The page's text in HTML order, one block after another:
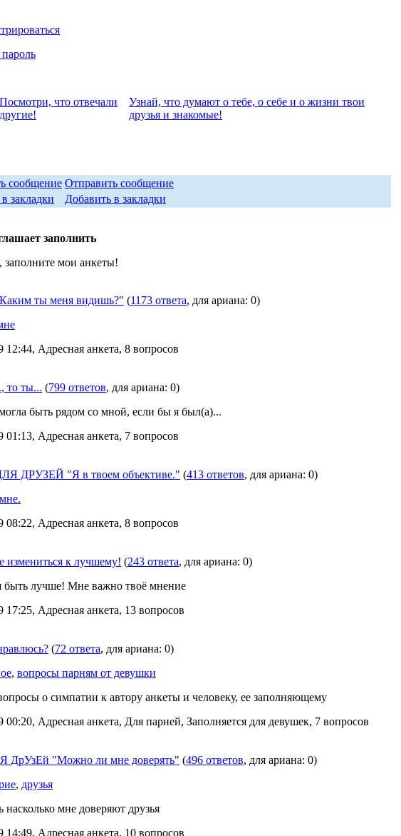
Посмотри, что отвeчали
другие!
Узнай, что думают о тебе, о себе и о жизни твои
друзья и знакомые!
Отправить сообщение
Добавить в закладки
заполнить
заполните мои анкеты!
ты меня видишь?" (1173 ответа, для ариана: 0)
12:44, Адресная анкета, 8 вопросов
то ты... (799 ответов, для ариана: 0)
быть рядом со мной, если бы я был(а)...
01:13, Адресная анкета, 7 вопросов
ДРУЗЕЙ "Я в твоем объективе." (413 ответов, для ариана: 0)
08:22, Адресная анкета, 8 вопросов
измениться к лучшему! (243 ответа, для ариана: 0)
быть лучше! Мне важно твоё мнение
17:25, Адресная анкета, 13 вопросов
(72 ответа, для ариана: 0)
, вопросы парням от девушки
о симпатии к автору анкеты и человеку, ее заполняющему
00:20, Адресная анкета, Для парней, Заполняется для девушек, 7 вопросов
ДрУзЕй "Можно ли мне доверять" (496 ответов, для ариана: 0)
, друзья
насколько мне доверяют друзья
14:49, Адресная анкета, 10 вопросов